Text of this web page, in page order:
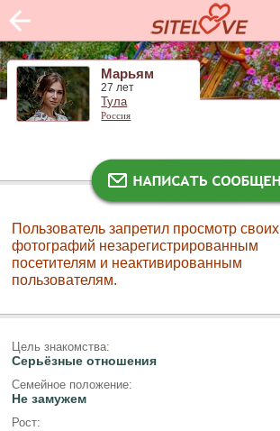
Марьям
27 лет
Тула
Россия
Пользователь запретил просмотр своих
фотографий незарегистрированным
посетителям и неактивированным
пользователям.
Цель знакомства:
Серьёзные отношения
Семейное положение:
Не замужем
Рост: